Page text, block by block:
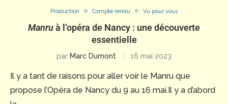
Production Compte rendu Vu pour vous
Manruà l’opéra de Nancy : une découverte
essentielle
par Marc Dumont 16 mai 2023
Il y a tant de raisons pour aller voir le Manru que
propose l’Opéra de Nancy du 9 au 16 mai.Il y a d’abord